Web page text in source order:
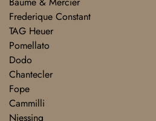
Frederique Constant
TAG Heuer
Pomellato
Dodo
Chantecler
Fope
Cammilli
Niessing